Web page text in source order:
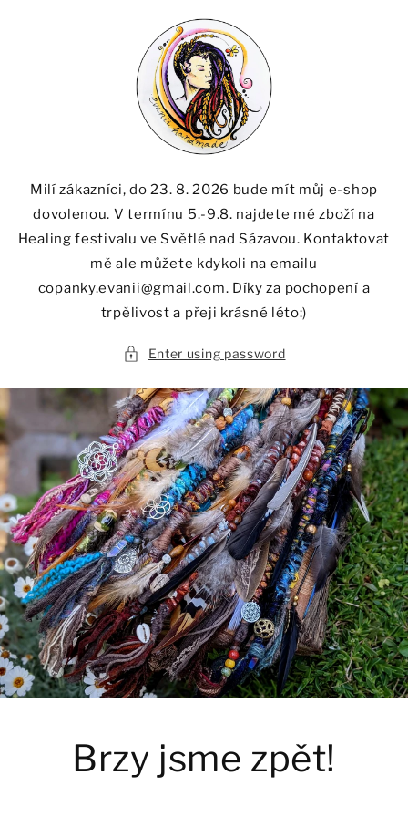
Milí zákazníci, do 23. 8. 2026 bude mít můj e-shop
dovolenou. V termínu 5.-9.8. najdete mé zboží na
Healing festivalu ve Světlé nad Sázavou. Kontaktovat
mě ale můžete kdykoli na emailu
copanky.evanii@gmail.com. Díky za pochopení a
trpělivost a přeji krásné léto:)
Enter using password
Brzy jsme zpět!